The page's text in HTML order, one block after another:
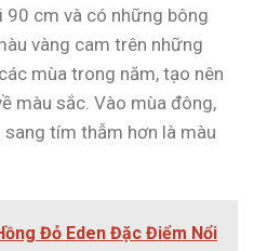
90 cm và có những bông
vàng cam trên những
mùa trong năm, tạo nên
màu sắc. Vào mùa đông,
tím thẫm hơn là màu
Đỏ Eden Đặc Điểm Nổi